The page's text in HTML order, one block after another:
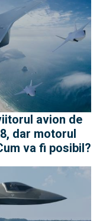
avion de
dar motorul
va fi posibil?